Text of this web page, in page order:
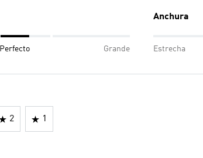
Perfecto Grande
Anchura
Estrecha
2 1